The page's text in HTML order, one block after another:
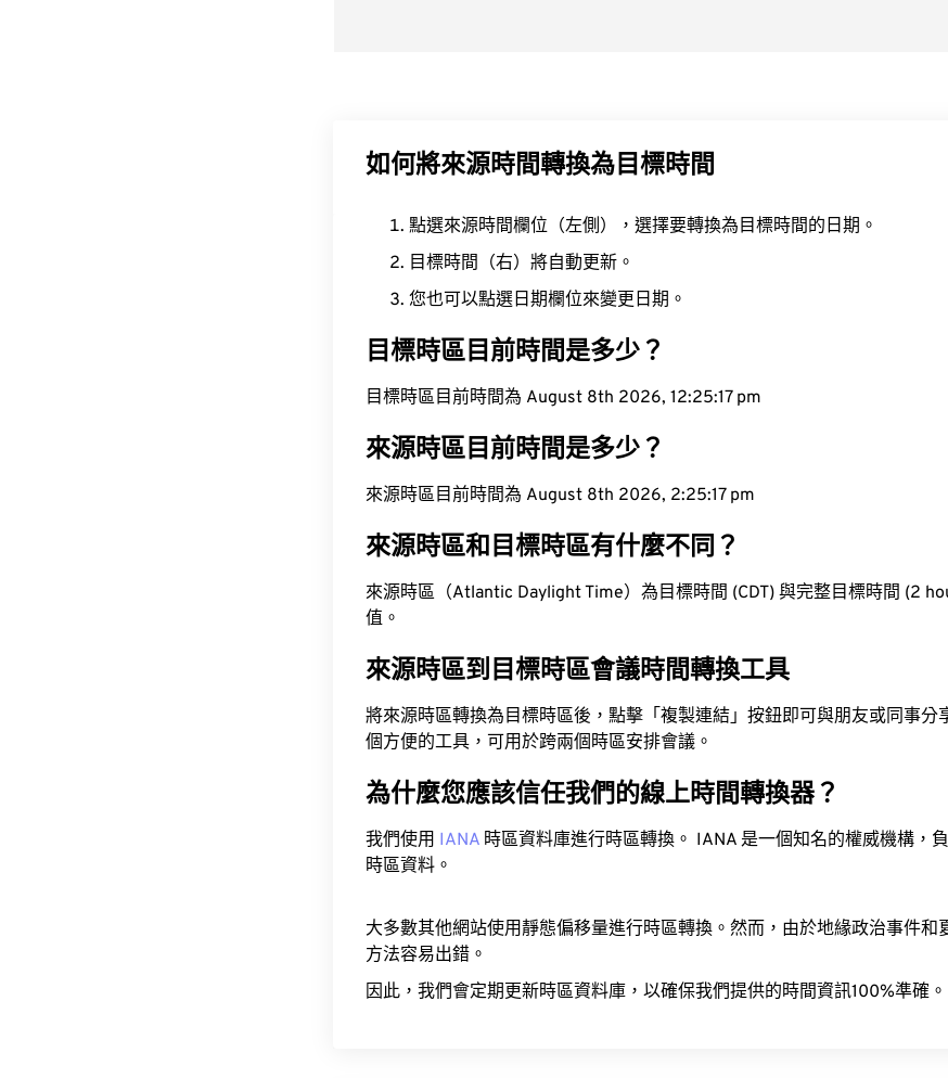
如何將來源時間轉換為目標時間
點選來源時間欄位（左側），選擇要轉換為目標時間的日期。
目標時間（右）將自動更新。
您也可以點選日期欄位來變更日期。
目標時區目前時間是多少？
目標時區目前時間為 August 8th 2026, 12:25:18 pm
來源時區目前時間是多少？
來源時區目前時間為 August 8th 2026, 2:25:18 pm
來源時區和目標時區有什麼不同？
來源時區（Atlantic Daylight Time）為目標時間 (CDT) 與完整目標時間 (2
值。
來源時區到目標時區會議時間轉換工具
將來源時區轉換為目標時區後，點擊「複製連結」按鈕即可與朋友或同事分
個方便的工具，可用於跨兩個時區安排會議。
為什麼您應該信任我們的線上時間轉換器？
我們使用 IANA 時區資料庫進行時區轉換。 IANA 是一個知名的權威機構，
時區資料。
大多數其他網站使用靜態偏移量進行時區轉換。然而，由於地緣政治事件和
方法容易出錯。
因此，我們會定期更新時區資料庫，以確保我們提供的時間資訊100%準確。